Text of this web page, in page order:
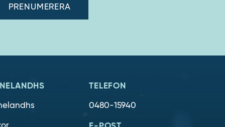
TELEFON
0480-15940